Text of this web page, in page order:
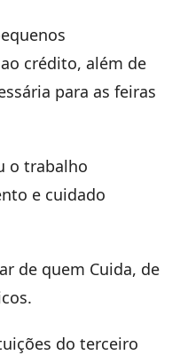
crédito, além de
para as feiras
o trabalho
e cuidado
de quem Cuida, de
do terceiro